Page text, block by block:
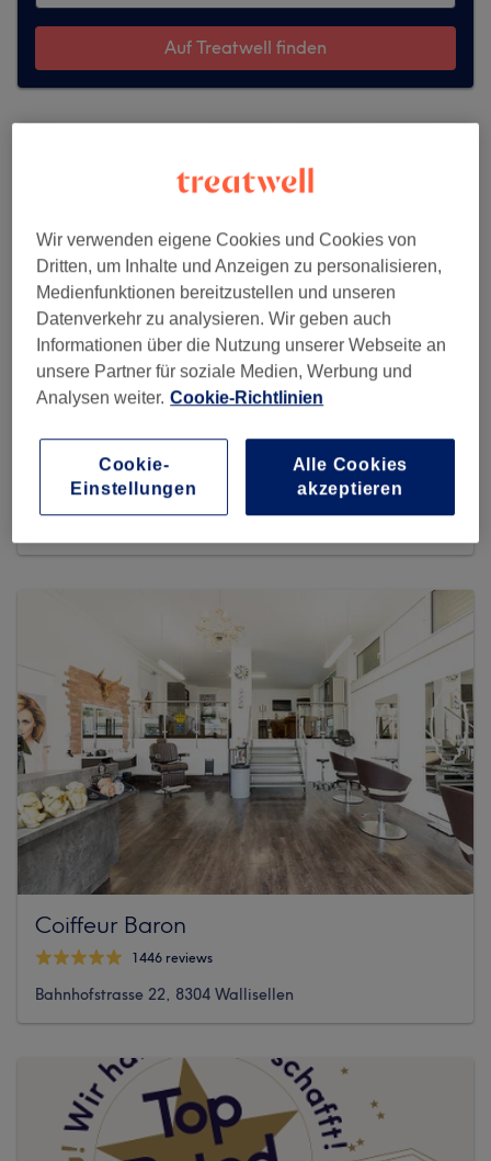
Auf Treatwell finden
YOUNIQUE by Ardiana Ademaj
62 reviews
Coiffeur Baron
1446 reviews
Bahnhofstrasse 22, 8304 Wallisellen
Wir verwenden eigene Cookies und Cookies von
Dritten, um Inhalte und Anzeigen zu personalisieren,
Medienfunktionen bereitzustellen und unseren
Datenverkehr zu analysieren. Wir geben auch
Informationen über die Nutzung unserer Webseite an
unsere Partner für soziale Medien, Werbung und
Analysen weiter. Cookie-Richtlinien
Alle Cookies
akzeptieren
Cookie-
Einstellungen